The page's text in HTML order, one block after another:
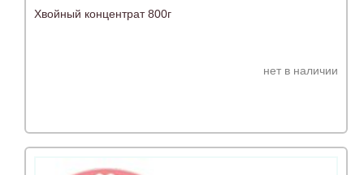
Хвойный концентрат 800г
нет в наличии